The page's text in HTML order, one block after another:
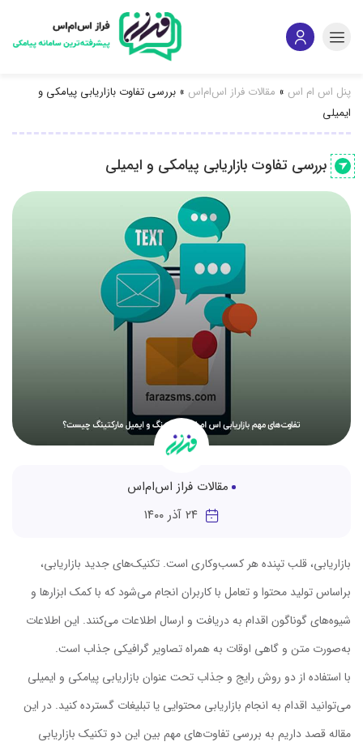
پنل اس ام اس » مقالات فراز اس‌ام‌اس » بررسی تفاوت بازاریابی پیامکی و
ایمیلی
بررسی تفاوت بازاریابی پیامکی و ایمیلی
مقالات فراز اس‌ام‌اس
بازاریابی، قلب تپنده هر کسب‌وکاری است. تکنیک‌های جدید بازاریابی،
براساس تولید محتوا و تعامل با کاربران انجام می‌شود که با کمک ابزارها و
شیوه‌های گوناگون اقدام به دریافت و ارسال اطلاعات می‌کنند. این اطلاعات
به‌صورت متن و گاهی اوقات به همراه تصاویر گرافیکی جذاب است.
با استفاده از دو روش رایج و جذاب تحت عنوان بازاریابی پیامکی و ایمیلی
می‌توانید اقدام به انجام بازاریابی محتوایی یا تبلیغات گسترده کنید. در این
مقاله قصد داریم به بررسی تفاوت‌های مهم بین این دو تکنیک بازاریابی